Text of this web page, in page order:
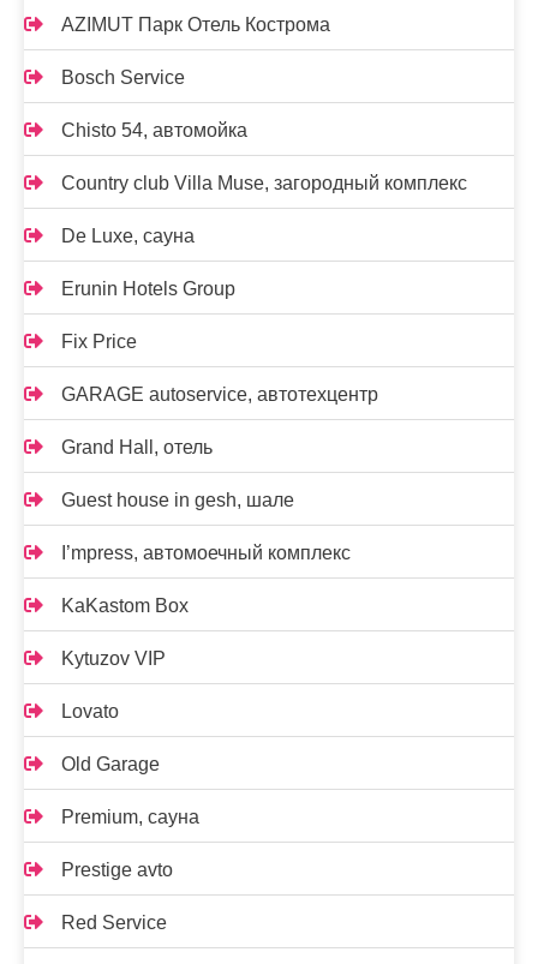
AZIMUT Парк Отель Кострома
Bosch Service
Chisto 54, автомойка
Country club Villa Muse, загородный комплекс
De Luxe, сауна
Erunin Hotels Group
Fix Price
GARAGE autoservice, автотехцентр
Grand Hall, отель
Guest house in gesh, шале
I’mpress, автомоечный комплекс
KaKastom Box
Kytuzov VIP
Lovato
Old Garage
Premium, сауна
Prestige avto
Red Service